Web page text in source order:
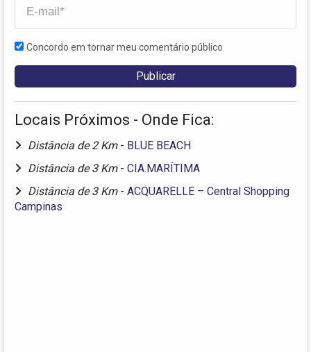
Concordo em tornar meu comentário público
Locais Próximos - Onde Fica:
Distância de 2 Km - BLUE BEACH
Distância de 3 Km - CIA.MARÍTIMA
Distância de 3 Km - ACQUARELLE – Central Shopping
Campinas